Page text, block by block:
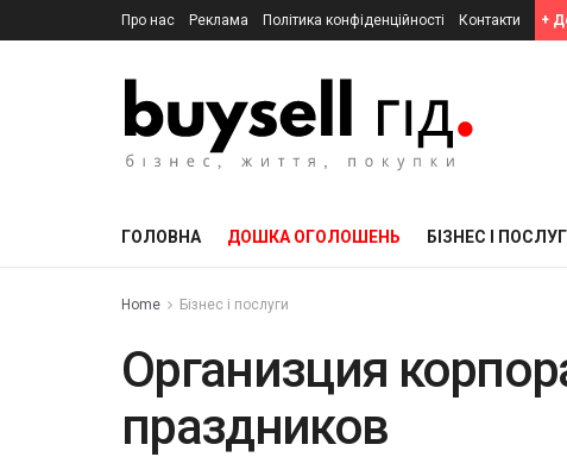
Про нас Реклама Політика конфіденційності Контакти +
ГОЛОВНА ДОШКА ОГОЛОШЕНЬ БІЗНЕС І
Home Бізнес і послуги
Организция
праздников